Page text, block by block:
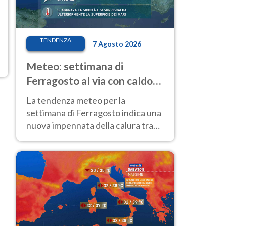
TENDENZA 7 Agosto 2026
Meteo: settimana di
Ferragosto al via con caldo
intenso e qualche temporale
La tendenza meteo per la
settimana di Ferragosto indica una
nuova impennata della calura tra
anche al Nord.